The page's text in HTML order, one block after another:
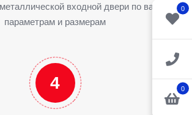
0
0
входной двери по вашим
параметрам и размерам
4